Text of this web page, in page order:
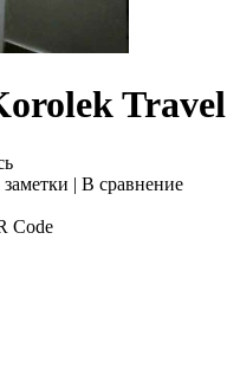
Travel
| В сравнение